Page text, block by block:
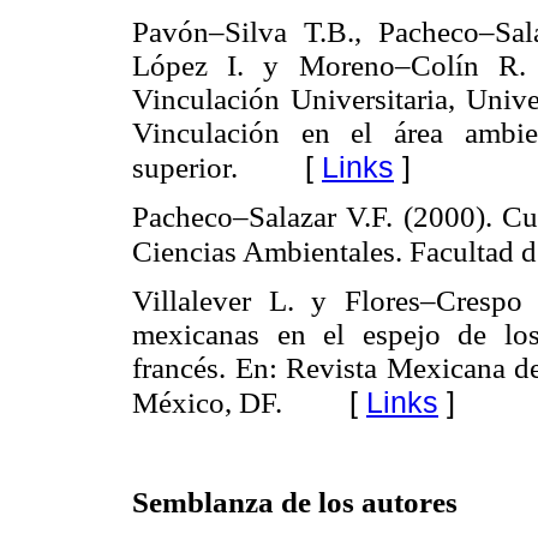
Pavón–Silva T.B.,
López I. y Moreno–Colín R.
Vinculación Universitaria,
Vinculación en el área
superior. [ Links ]
Pacheco–Salazar V.F. (2000).
Ciencias Ambientales. Facultad
Villalever L. y Flores–Crespo
mexicanas en el espejo de
francés. En: Revista Mexicana
México, DF. [ Links ]
Semblanza de los autores